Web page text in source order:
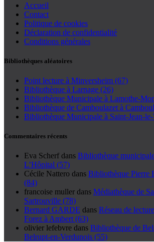
Accueil
Contact
Politique de cookies
Déclaration de confidentialité
Conditions générales
Bibliothèques aléatoires
Point lecture à Minversheim (67)
Bibliothèque à Larnage (26)
Bibliothèque Municipale à Lamothe-
Bibliothèque de Camboulazet à
Bibliothèque Municipale à Saint-Jean-
Commentaires récents
Eva Scherf dans Bibliothèque
L’Hôpital (57)
Cécile Nattero dans Bibliothèque Pierre
(84)
francoise muller dans Médiathèque de
Sartrouville (78)
Bernard GARDE dans Réseau de
Forez à Ambert (63)
olivier lefebvre dans Bibliothèque de
Belrupt-en-Verdunois (55)